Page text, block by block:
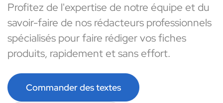
Profitez de l'expertise de notre équipe et du
savoir-faire de nos rédacteurs professionnels
spécialisés pour faire rédiger vos fiches
produits, rapidement et sans effort.
Commander des textes